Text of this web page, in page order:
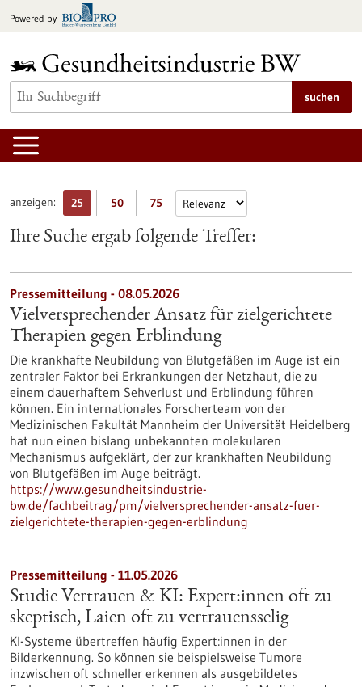
Inhalt
Powered by
suchen
anzeigen: 25 50 75
Ihre Suche ergab folgende Treffer:
Pressemitteilung - 08.05.2026
Vielversprechender Ansatz für zielgerichtete
Therapien gegen Erblindung
Die krankhafte Neubildung von Blutgefäßen im Auge ist ein
zentraler Faktor bei Erkrankungen der Netzhaut, die zu
einem dauerhaftem Sehverlust und Erblindung führen
können. Ein internationales Forscherteam von der
Medizinischen Fakultät Mannheim der Universität Heidelberg
hat nun einen bislang unbekannten molekularen
Mechanismus aufgeklärt, der zur krankhaften Neubildung
von Blutgefäßen im Auge beiträgt.
https://www.gesundheitsindustrie-
bw.de/fachbeitrag/pm/vielversprechender-ansatz-fuer-
zielgerichtete-therapien-gegen-erblindung
Pressemitteilung - 11.05.2026
Studie Vertrauen & KI: Expert:innen oft zu
skeptisch, Laien oft zu vertrauensselig
KI-Systeme übertreffen häufig Expert:innen in der
Bilderkennung. So können sie beispielsweise Tumore
inzwischen oft schneller erkennen als ausgebildetes